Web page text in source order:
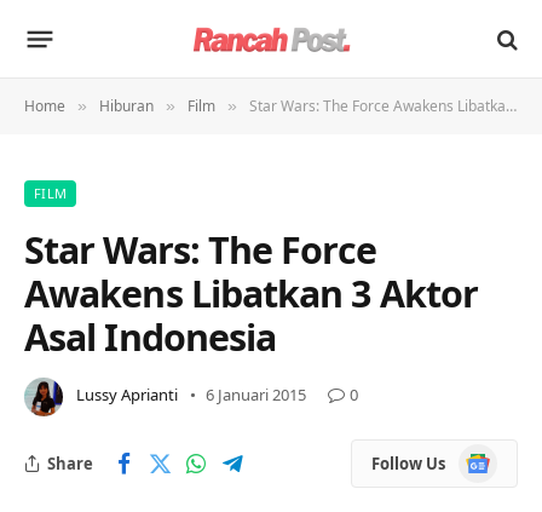
Home » Hiburan » Film » Star Wars: The Force Awakens Libatkan 3 Aktor Asal Indonesia
FILM
Star Wars: The Force
Awakens Libatkan 3 Aktor
Asal Indonesia
Lussy Aprianti 6 Januari 2015 0
Share Follow Us
Google
News